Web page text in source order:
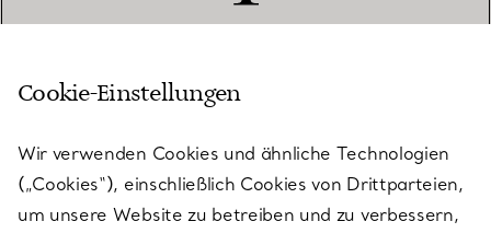
KUNDENSERVICE
SERVICES
Cookie-Einstellungen
Wir verwenden Cookies und ähnliche Technologien
(„Cookies“), einschließlich Cookies von Drittparteien,
um unsere Website zu betreiben und zu verbessern,